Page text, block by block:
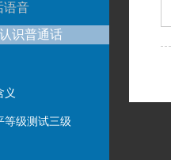
音
识普通话
义
等级测试三级